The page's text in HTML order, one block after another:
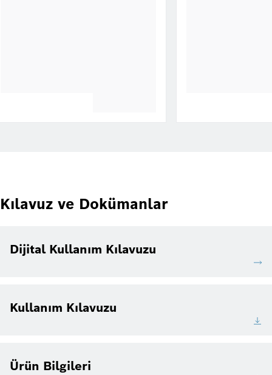
Kılavuz ve Dokümanlar
Dijital Kullanım Kılavuzu
Kullanım Kılavuzu
Ürün Bilgileri